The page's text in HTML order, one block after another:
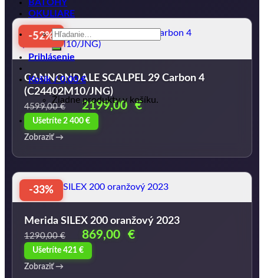
BATOHY
OKULIARE
Hľadať:
Prihlásenie
Košík /0,00€
Žiadne produkty v košíku.
-52%
CANNONDALE SCALPEL 29 Carbon 4
(C24402M10/JNG)
4599,00€ Pôvodná
cena
bola:
2199,00 €Aktuálna
Ušetríte 2 400 €
Zobraziť →
-33%
Merida SILEX 200 oranžový 2023
1290,00€
Pôvodná
cena
bola:
869,00 €Aktuálna
Ušetríte 421 €
Zobraziť →